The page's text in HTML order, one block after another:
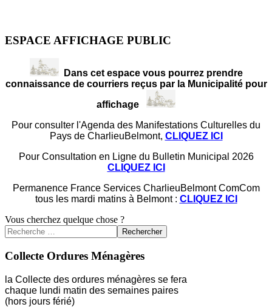
ESPACE AFFICHAGE PUBLIC
Dans cet espace vous pourrez prendre
connaissance de courriers reçus par la Municipalité pour
affichage
Pour consulter l'Agenda des Manifestations Culturelles du
Pays de CharlieuBelmont, CLIQUEZ ICI
Pour Consultation en Ligne du Bulletin Municipal 2026
CLIQUEZ ICI
Permanence France Services CharlieuBelmont ComCom
tous les mardi matins à Belmont : CLIQUEZ ICI
Vous cherchez quelque chose ?
Rechercher
Collecte Ordures Ménagères
la Collecte des ordures ménagères se fera
chaque lundi matin des semaines paires
(hors jours férié)